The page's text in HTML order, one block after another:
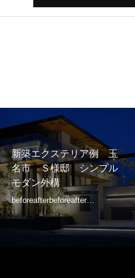
新築エクステリア例 熊
本県玉名市 U様邸 和
モダン外構